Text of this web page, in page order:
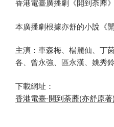
香港電臺廣播劇《開到荼蘼》
本廣播劇根據亦舒的小說《
主演：車森梅、楊麗仙、丁
各、曾永強、區永漢、姚秀鈴
下載網址：
香港電臺-開到荼蘼(亦舒原